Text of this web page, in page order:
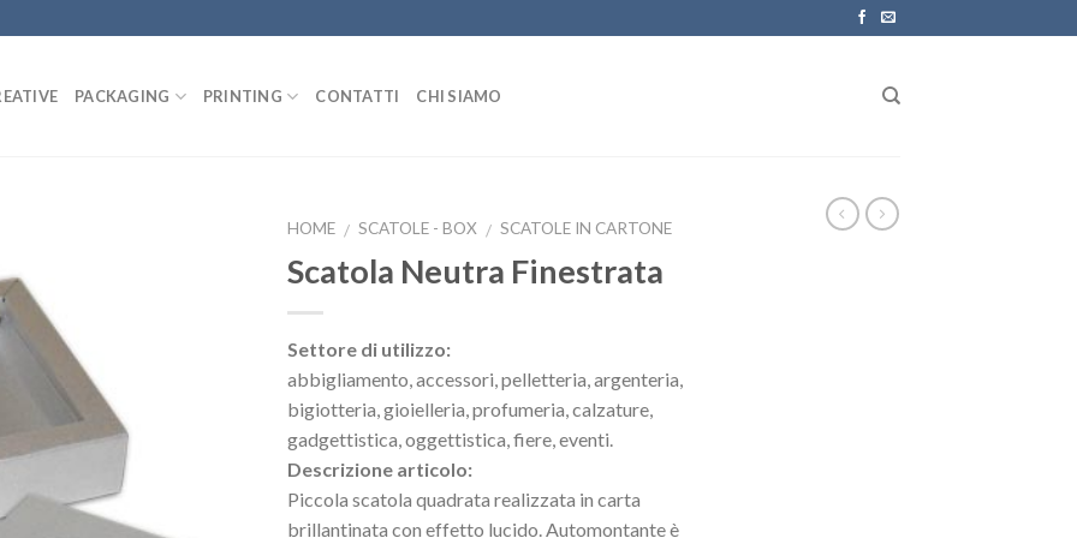
PACKAGING PRINTING CONTATTI CHI SIAMO
HOME / SCATOLE - BOX / SCATOLE IN CARTONE
Scatola Neutra Finestrata
Settore di utilizzo:
abbigliamento, accessori, pelletteria, argenteria,
bigiotteria, gioielleria, profumeria, calzature,
gadgettistica, oggettistica, fiere, eventi.
Descrizione articolo:
Piccola scatola quadrata realizzata in carta
brillantinata con effetto lucido. Automontante è